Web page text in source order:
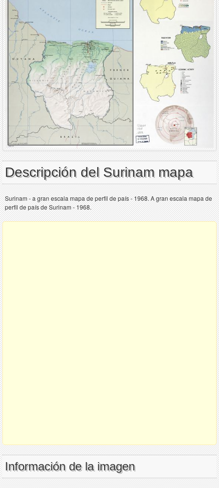
Descripción del Surinam mapa
Surinam - a gran escala mapa de perfil de país - 1968. A gran escala mapa de
perfil de país de Surinam - 1968.
Información de la imagen